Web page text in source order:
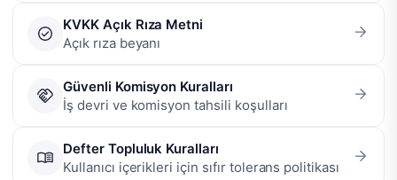
KVKK Açık Rıza Metni
Açık rıza beyanı
Güvenli Komisyon Kuralları
İş devri ve komisyon tahsili koşulları
Defter Topluluk Kuralları
Kullanıcı içerikleri için sıfır tolerans politikası